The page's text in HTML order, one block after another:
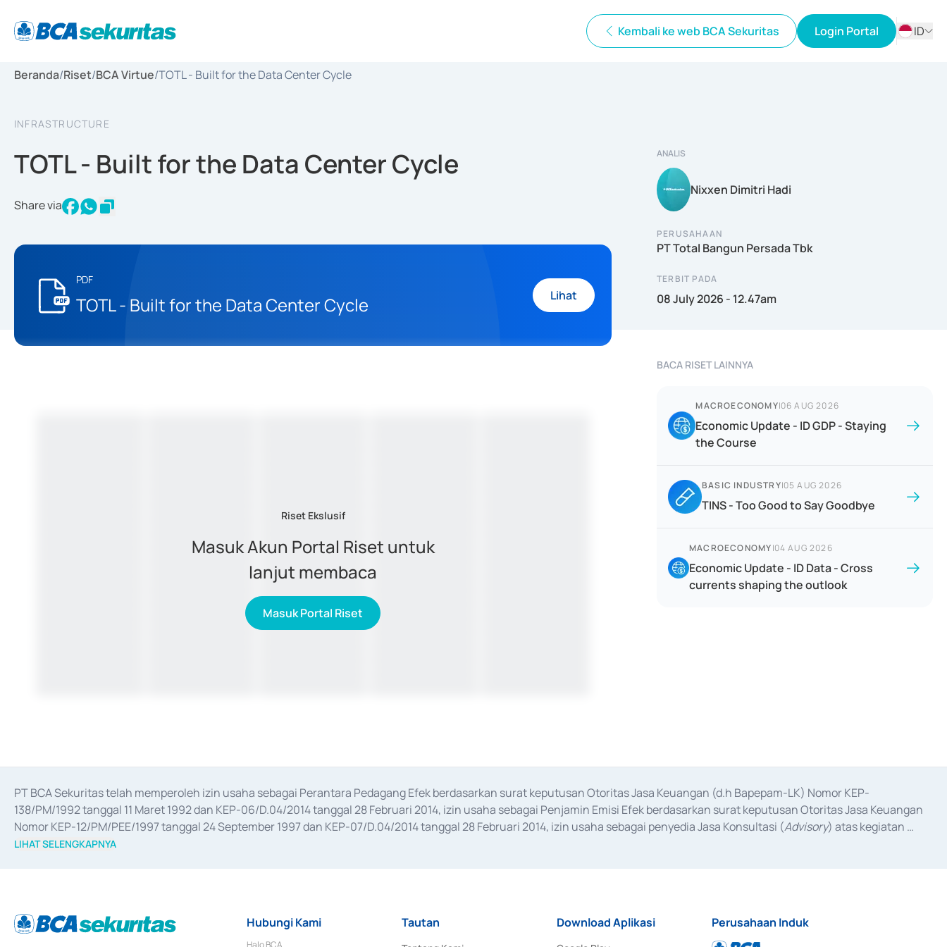
Kembali ke web BCA Sekuritas Login Portal
ID
Beranda/Riset/BCA Virtue/TOTL - Built for the Data Center Cycle
INFRASTRUCTURE
TOTL - Built for the Data Center Cycle
Share via
PDF
TOTL - Built for the Data Center Cycle Lihat
ANALIS
Nixxen Dimitri Hadi
PERUSAHAAN
PT Total Bangun Persada Tbk
TERBIT PADA
08 July 2026 - 12.47am
Riset Ekslusif
Masuk Akun Portal Riset untuk
lanjut membaca
Masuk Portal Riset
BACA RISET LAINNYA
MACROECONOMY|06 AUG 2026
Economic Update - ID GDP - Staying
the Course
BASIC INDUSTRY|05 AUG 2026
TINS - Too Good to Say Goodbye
MACROECONOMY|04 AUG 2026
Economic Update - ID Data - Cross
currents shaping the outlook
PT BCA Sekuritas telah memperoleh izin usaha sebagai Perantara Pedagang Efek berdasarkan surat keputusan Otoritas Jasa Keuangan (d.h Bapepam-LK) Nomor KEP-
138/PM/1992 tanggal 11 Maret 1992 dan KEP-06/D.04/2014 tanggal 28 Februari 2014, izin usaha sebagai Penjamin Emisi Efek berdasarkan surat keputusan Otoritas Jasa Keuangan
Nomor KEP-12/PM/PEE/1997 tanggal 24 September 1997 dan KEP-07/D.04/2014 tanggal 28 Februari 2014, izin usaha sebagai penyedia Jasa Konsultasi (Advisory) atas kegiatan
merger, akuisisi, divestasi, dan
LIHAT SELENGKAPNYA
Hubungi Kami
Halo BCA
Tautan Download Aplikasi Perusahaan Induk